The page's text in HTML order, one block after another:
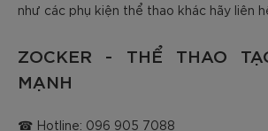
như các phụ kiện thể thao khác hãy liên
ZOCKER - THỂ THAO
MẠNH
☎ Hotline: 096 905 7088